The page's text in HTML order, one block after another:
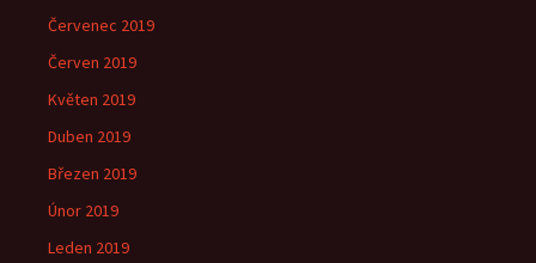
Červenec 2019
Červen 2019
Květen 2019
Duben 2019
Březen 2019
Únor 2019
Leden 2019